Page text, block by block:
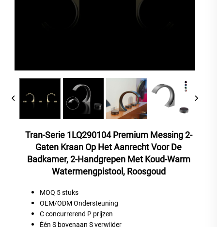
Tran-Serie 1LQ290104 Premium Messing 2-
Gaten Kraan Op Het Aanrecht Voor De
Badkamer, 2-Handgrepen Met Koud-Warm
Watermengpistool, Roosgoud
MOQ 5 stuks
OEM/ODM Ondersteuning
Cconcurrerend P prijzen
Één S bovenaan Sverwijder